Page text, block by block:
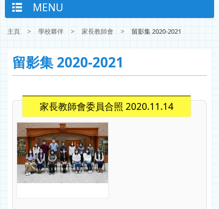
MENU
主頁 > 學校夥伴 > 家長教師會 > 留影集 2020-2021
留影集 2020-2021
家長教師會委員合照 2020.11.14